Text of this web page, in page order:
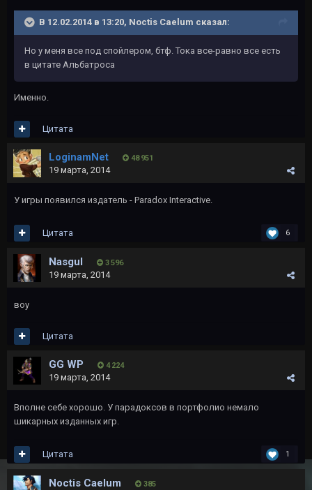
В 12.02.2014 в 13:20, Noctis Caelum сказал:
Но у меня все под спойлером, бтф. Тока все-равно все есть
в цитате Альбатроса
Именно.
Цитата
LoginamNet 48 951
19 марта, 2014
У игры появился издатель - Paradox Interactive.
6
Цитата
Nasgul 3 596
19 марта, 2014
воу
Цитата
GG WP 4 224
19 марта, 2014
Вполне себе хорошо. У парадоксов в портфолио немало
шикарных изданных игр.
1
Цитата
Noctis Caelum 385